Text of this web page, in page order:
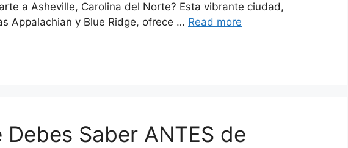
a Asheville, Carolina del Norte? Esta vibrante ciudad,
Appalachian y Blue Ridge, ofrece … Read more
Debes Saber ANTES de